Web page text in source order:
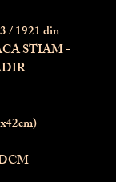
/ 1921 din
STIAM -